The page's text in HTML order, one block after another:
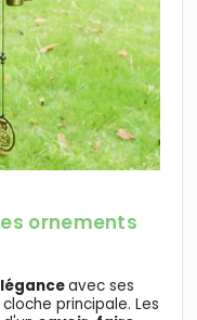
ornements
avec ses
principale. Les